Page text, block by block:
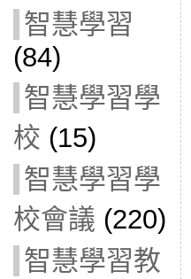
智慧學習
(84)
智慧學習學
校 (15)
智慧學習學
校會議 (220)
智慧學習教